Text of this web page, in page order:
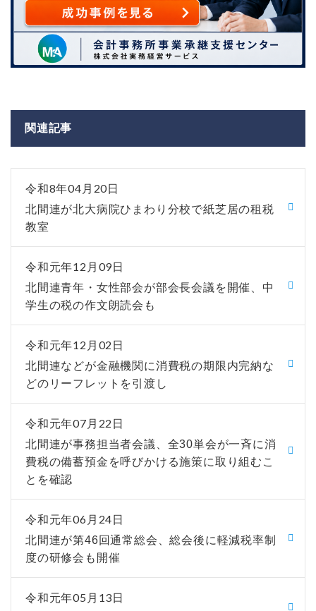
関連記事
令和8年04月20日
北間連が北大病院ひまわり分校で紙芝居の租税
教室
令和元年12月09日
北間連青年・女性部会が部会長会議を開催、中
学生の税の作文朗読会も
令和元年12月02日
北間連などが金融機関に消費税の期限内完納な
どのリーフレットを引渡し
令和元年07月22日
北間連が事務担当者会議、全30単会が一斉に消
費税の備蓄預金を呼びかける施策に取り組むこ
とを確認
令和元年06月24日
北間連が第46回通常総会、総会後に軽減税率制
度の研修会も開催
令和元年05月13日